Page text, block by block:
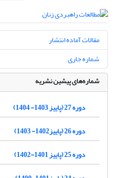
مقالات آماده انتشار
شماره جاری
شماره‌های پیشین نشریه
دوره 27 (پاییز 1403- 1404)
دوره 26 (پاییز1402- 1403)
دوره 25 (پاییز 1401-1402)